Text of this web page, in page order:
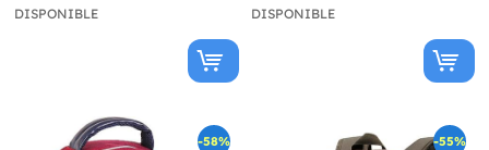
DISPONIBLE DISPONIBLE
-58% -55%